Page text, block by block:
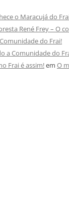
o Maracujá do
René Frey – O
do Frai!
a Comunidade do
Frai é assim!em O